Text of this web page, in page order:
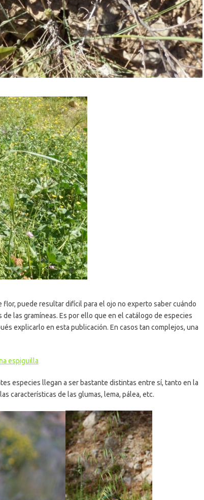
flor, puede resultar difícil para el ojo no experto saber cuándo
las gramíneas. Es por ello que en el catálogo de especies
explicarlo en esta publicación. En casos tan complejos, una
espiguilla
especies llegan a ser bastante distintas entre sí, tanto en la
características de las glumas, lema, pálea, etc.